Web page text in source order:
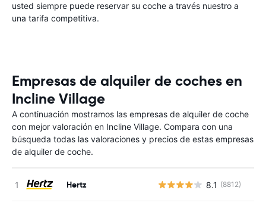
usted siempre puede reservar su coche a través nuestro a
una tarifa competitiva.
Empresas de alquiler de coches en
Incline Village
A continuación mostramos las empresas de alquiler de coche
con mejor valoración en Incline Village. Compara con una
búsqueda todas las valoraciones y precios de estas empresas
de alquiler de coche.
Hertz 8.1 (8812)